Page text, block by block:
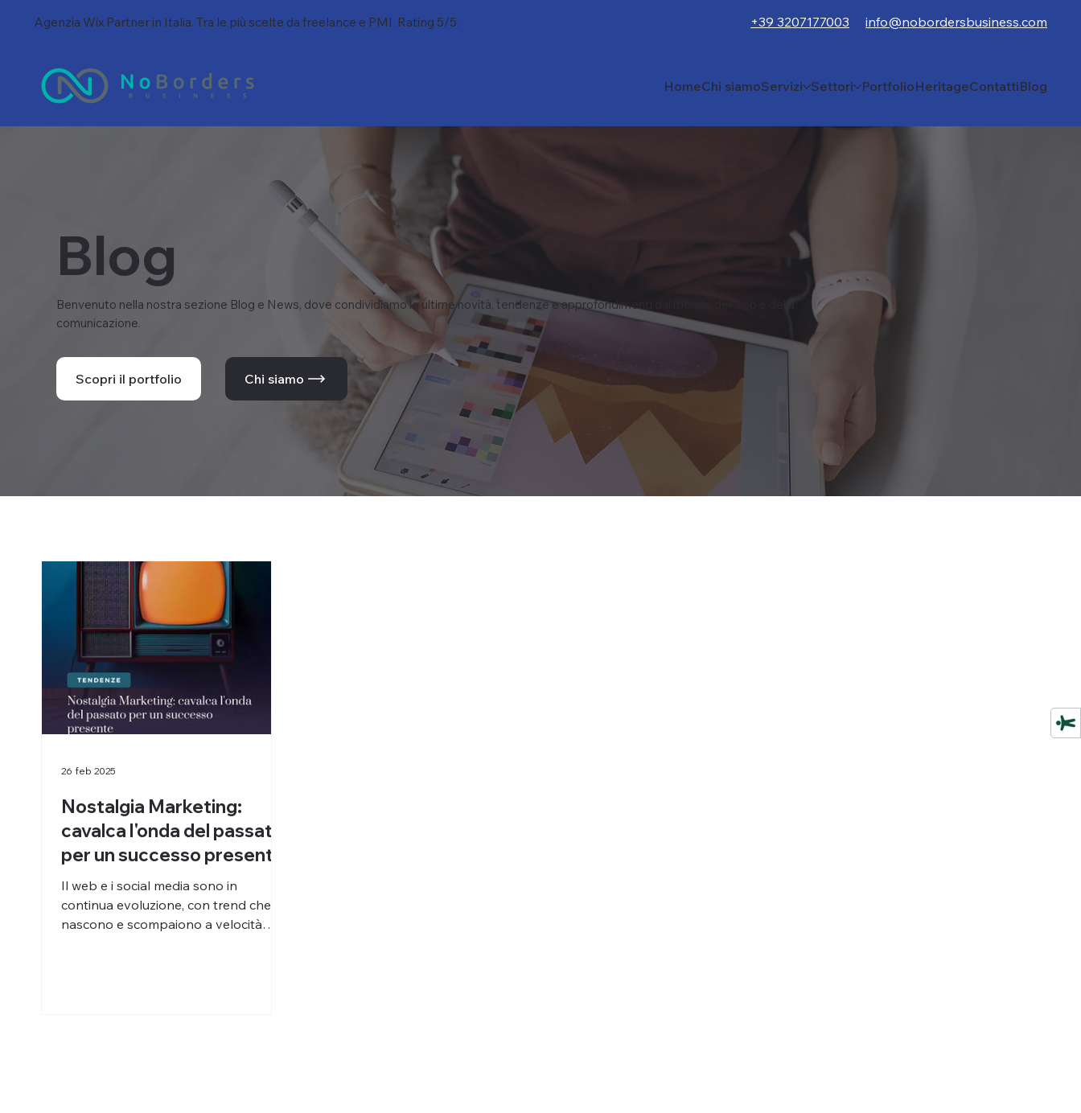
Agenzia Wix Partner in Italia. Tra le più scelte da freelance e PMI. Rating 5/5. +39 3207177003 info@nobordersbusiness.com
HomeChi siamoServizi Settori PortfolioHeritageContattiBlog
Blog
Benvenuto nella nostra sezione Blog e News, dove condividiamo le ultime novità, tendenze e approfondimenti dal mondo del web e della
comunicazione.
Scopri il portfolio Chi siamo
Nostalgia Marketing:
cavalca l'onda del passato
per un successo presente
Il web e i social media sono in
continua evoluzione, con trend che
nascono e scompaiono a velocità
26 feb 2025